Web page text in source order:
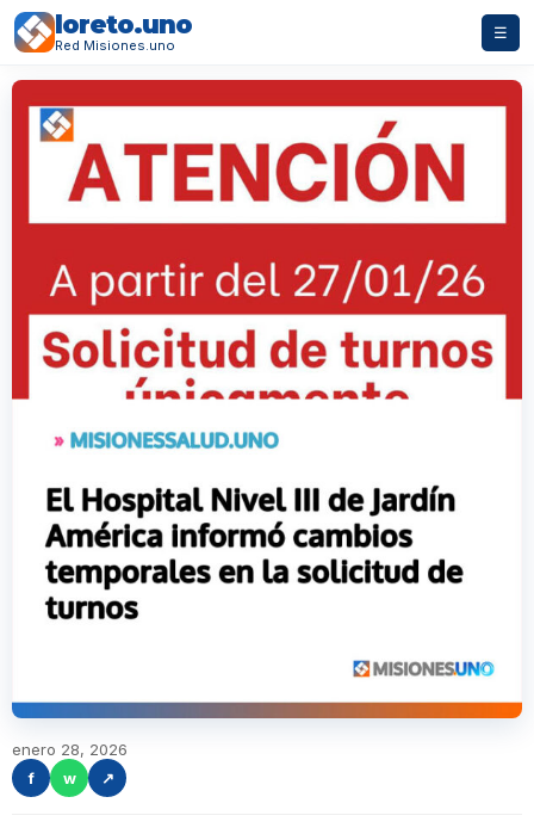
loreto.uno
Red Misiones.uno
☰
enero 28, 2026
f
w ↗